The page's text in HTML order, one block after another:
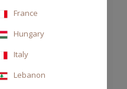
France
Hungary
Italy
Lebanon